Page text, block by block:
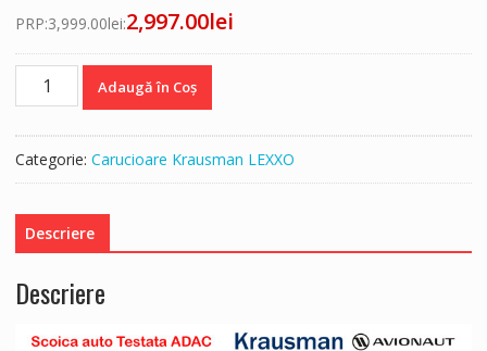
PRP:3,999.00lei:2,997.00lei
Cantitate
Krausman
3
1
LEXXO
Caramel
Testat
Adaugă în Coș
Categorie: Carucioare Krausman LEXXO
Descriere
Descriere